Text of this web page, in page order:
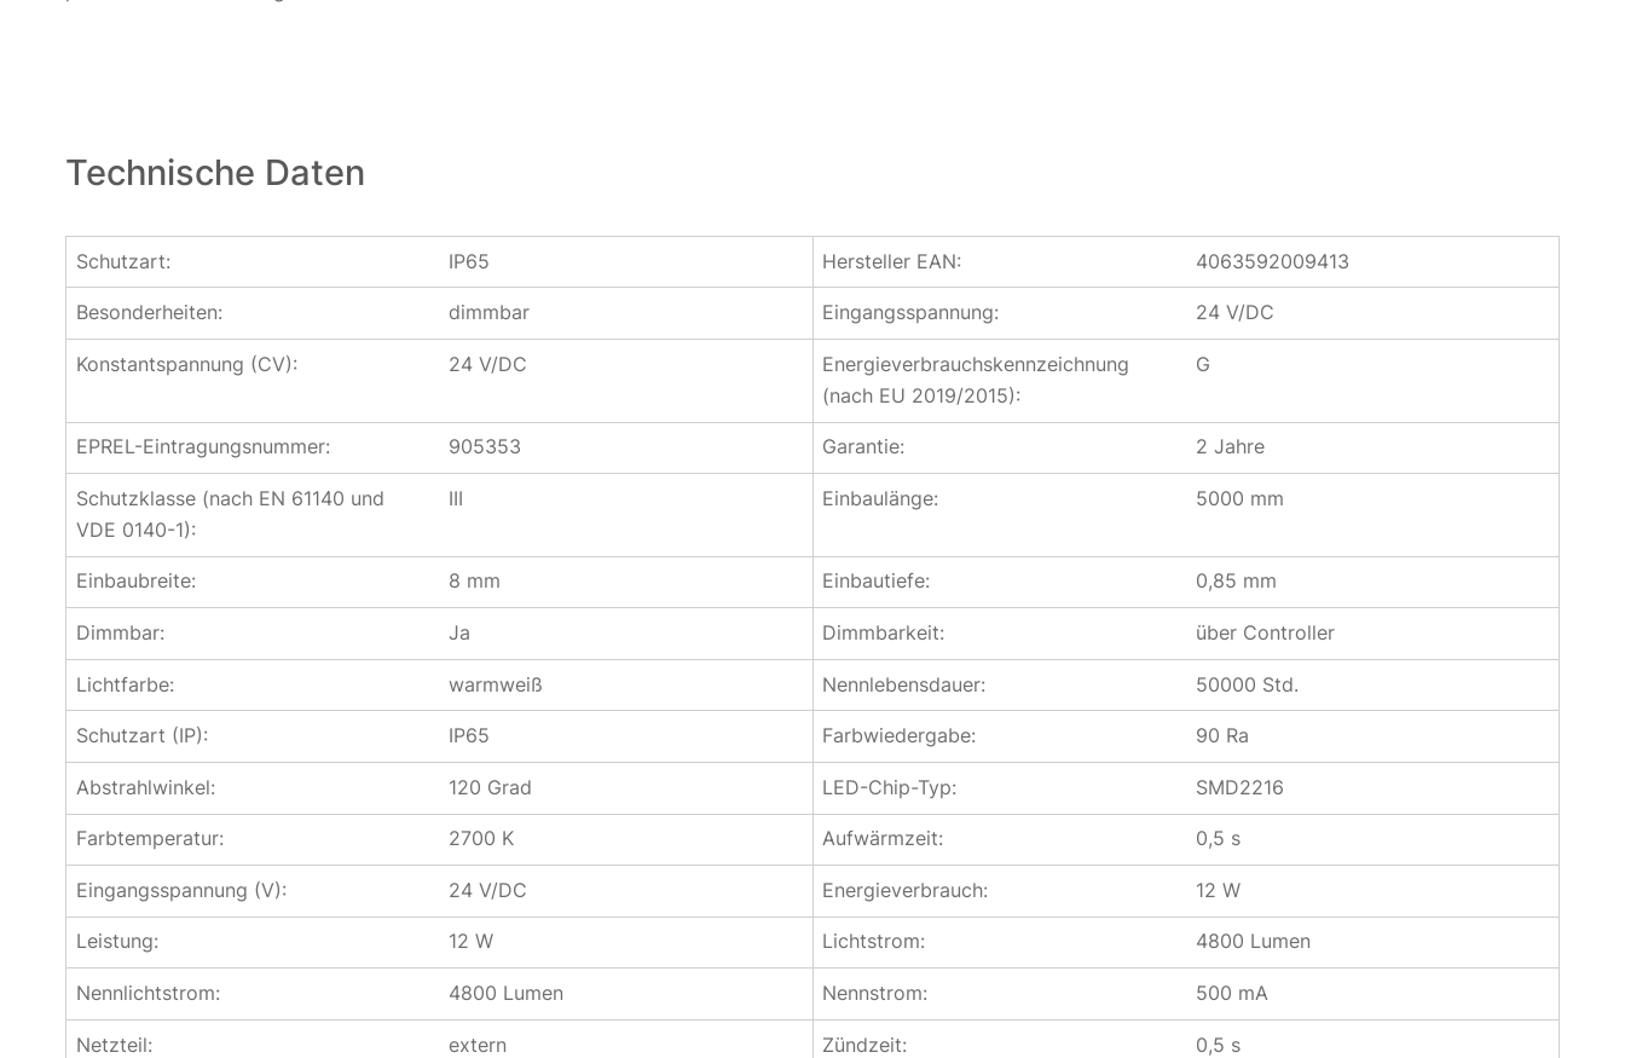
Technische Daten
Schutzart: IP65 Hersteller EAN: 4063592009413
Besonderheiten: dimmbar Eingangsspannung: 24 V/DC
Konstantspannung (CV): 24 V/DC
Energieverbrauchskennzeichnung
(nach EU 2019/2015):
G
EPREL-Eintragungsnummer: 905353 Garantie: 2 Jahre
Schutzklasse (nach EN 61140 und
VDE 0140-1):
III Einbaulänge: 5000 mm
Einbaubreite: 8 mm Einbautiefe: 0,85 mm
Dimmbar: Ja Dimmbarkeit: über Controller
Lichtfarbe: warmweiß Nennlebensdauer: 50000 Std.
Schutzart (IP): IP65 Farbwiedergabe: 90 Ra
Abstrahlwinkel: 120 Grad LED-Chip-Typ: SMD2216
Farbtemperatur: 2700 K Aufwärmzeit: 0,5 s
Eingangsspannung (V): 24 V/DC Energieverbrauch: 12 W
Leistung: 12 W Lichtstrom: 4800 Lumen
Nennlichtstrom: 4800 Lumen Nennstrom: 500 mA
Netzteil: extern Zündzeit: 0,5 s